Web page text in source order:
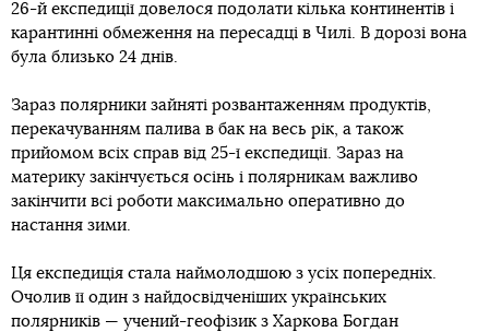
26-й експедиції довелося подолати кілька континентів і
карантинні обмеження на пересадці в Чилі. В дорозі вона
була близько 24 днів.
Зараз полярники зайняті розвантаженням продуктів,
перекачуванням палива в бак на весь рік, а також
прийомом всіх справ від 25-ї експедиції. Зараз на
материку закінчується осінь і полярникам важливо
закінчити всі роботи максимально оперативно до
настання зими.
Ця експедиція стала наймолодшою з усіх попередніх.
Очолив її один з найдосвідченіших українських
полярників — учений-геофізик з Харкова Богдан